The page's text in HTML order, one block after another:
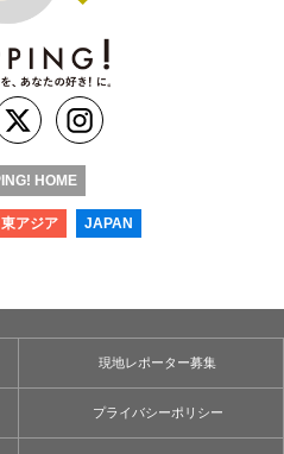
HOME
東アジア JAPAN
現地レポーター募集
プライバシーポリシー